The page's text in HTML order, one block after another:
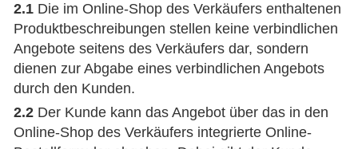
2.1 Die im Online-Shop des Verkäufers enthaltenen
Produktbeschreibungen stellen keine verbindlichen
Angebote seitens des Verkäufers dar, sondern
dienen zur Abgabe eines verbindlichen Angebots
durch den Kunden.
2.2 Der Kunde kann das Angebot über das in den
Online-Shop des Verkäufers integrierte Online-